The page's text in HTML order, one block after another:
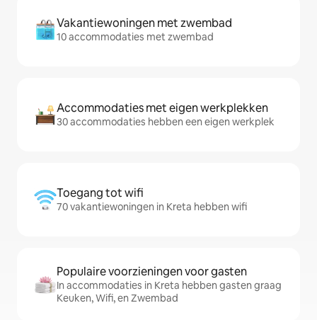
Vakantiewoningen met zwembad
10 accommodaties met zwembad
Accommodaties met eigen werkplekken
30 accommodaties hebben een eigen werkplek
Toegang tot wifi
70 vakantiewoningen in Kreta hebben wifi
Populaire voorzieningen voor gasten
In accommodaties in Kreta hebben gasten graag
Keuken, Wifi, en Zwembad